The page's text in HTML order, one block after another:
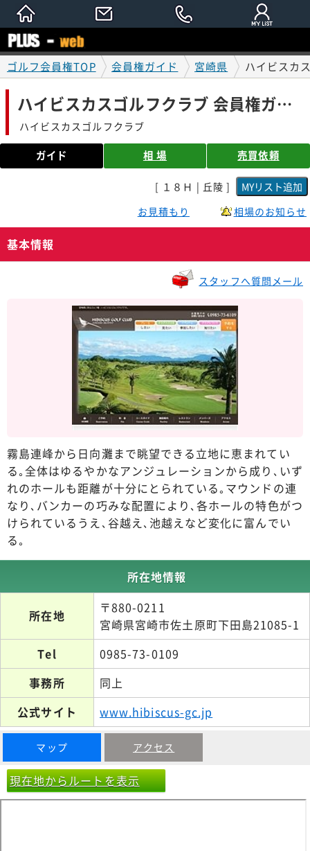
ゴルフ会員権TOP 会員権ガイド 宮崎県 ハイビスカ
ハイビスカスゴルフクラブ 会員権ガイド
ハイビスカスゴルフクラブ
ガイド 相 場 売買依頼
[ １８Ｈ | 丘陵 ]
お見積もり
相場のお知らせ
基本情報
スタッフへ質問メール
霧島連峰から日向灘まで眺望できる立地に恵まれてい
る｡全体はゆるやかなアンジュレーションから成り､いず
れのホールも距離が十分にとられている｡マウンドの連
なり､バンカーの巧みな配置により､各ホールの特色がつ
けられているうえ､谷越え､池越えなど変化に富んでい
る｡
所在地情報
所在地
〒880-0211
宮崎県宮崎市佐土原町下田島21085-1
Tel
0985-73-0109
事務所
同上
公式サイト
www.hibiscus-gc.jp
マップ アクセス
現在地からルートを表示